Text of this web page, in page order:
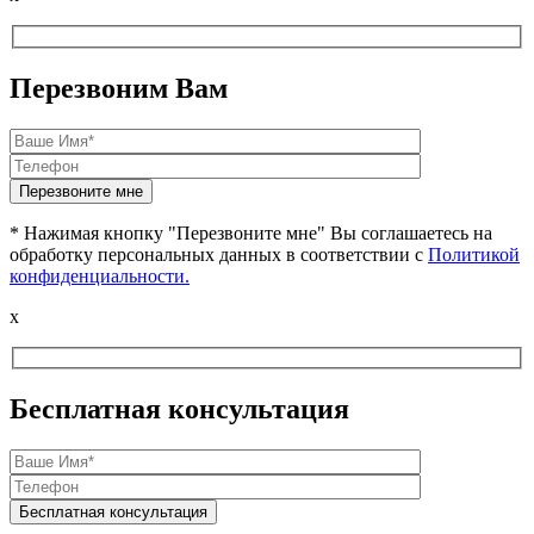
Перезвоним Вам
* Нажимая кнопку "Перезвоните мне" Вы соглашаетесь на
обработку персональных данных в соответствии с Политикой
конфиденциальности.
x
Бесплатная консультация